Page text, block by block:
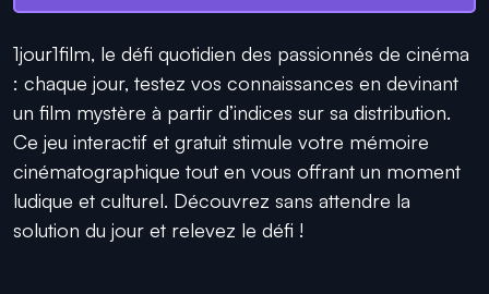
1jour1film, le défi quotidien des passionnés de cinéma
: chaque jour, testez vos connaissances en devinant
un film mystère à partir d’indices sur sa distribution.
Ce jeu interactif et gratuit stimule votre mémoire
cinématographique tout en vous offrant un moment
ludique et culturel. Découvrez sans attendre la
solution du jour et relevez le défi !